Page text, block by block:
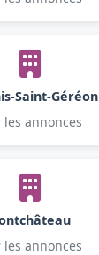
Saint-Géréon
les annonces
les annonces